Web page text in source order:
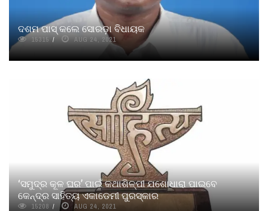
ଦଶମ ପାସ୍ କଲେ ସୋରଡ଼ା ବିଧାୟକ
15315 AUG 24, 2021
‘ସମୁଦ୍ର କୂଳ ଘର’ ପାଇଁ କଥାଶିଳ୍ପୀ ଯଶୋଧାରା ପାଇବେ
କେନ୍ଦ୍ର ସାହିତ୍ୟ ଏକାଡେମୀ ପୁରସ୍କାର
15208 AUG 24, 2021